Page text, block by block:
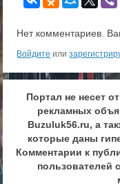
Нет комментариев.
Войдите или
Портал не несет
рекламных
Buzuluk56.ru, а
которые даны
Комментарии к
пользователей